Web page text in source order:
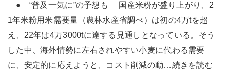
● “普及一気に”の予想も 国産米粉が盛り上がり、2
1年米粉用米需要量（農林水産省調べ）は初の4万tを超
え、22年は4万3000tに達する見通しとなっている。そう
した中、海外情勢に左右されやすい小麦に代わる需要
に、安定的に応えようと、コスト削減の動…続きを読む